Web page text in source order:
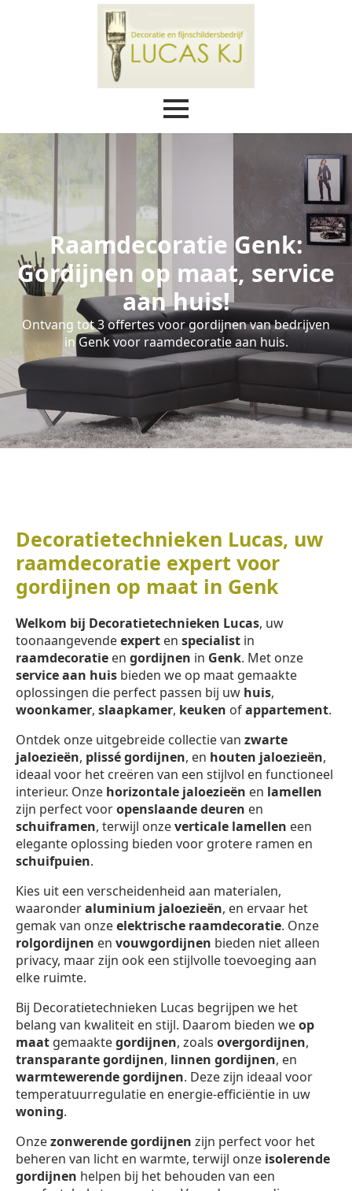
Raamdecoratie Genk:
Gordijnen op maat, service
aan huis!
Ontvang tot 3 offertes voor gordijnen van bedrijven
in Genk voor raamdecoratie aan huis.
Decoratietechnieken Lucas, uw
raamdecoratie expert voor
gordijnen op maat in Genk
Welkom bij Decoratietechnieken Lucas, uw
toonaangevendeexpert en specialist in
raamdecoratie en gordijnen in Genk. Met onze
service aan huis bieden we op maat gemaakte
oplossingen die perfect passen bij uw huis,
woonkamer, slaapkamer, keuken ofappartement.
Ontdek onze uitgebreide collectie van zwarte
jaloezieën, plissé gordijnen, en houten jaloezieën,
ideaal voor het creëren van een stijlvol en functioneel
interieur. Onze horizontale jaloezieën en lamellen
zijn perfect vooropenslaande deuren en
schuiframen, terwijl onzeverticale lamellen een
elegante oplossing bieden voor grotere ramen en
schuifpuien.
Kies uit een verscheidenheid aan materialen,
waaronderaluminium jaloezieën, en ervaar het
gemak van onzeelektrische raamdecoratie. Onze
rolgordijnen en vouwgordijnen bieden niet alleen
privacy, maar zijn ook een stijlvolle toevoeging aan
elke ruimte.
Bij Decoratietechnieken Lucas begrijpen we het
belang van kwaliteit en stijl. Daarom bieden weop
maat gemaaktegordijnen, zoals overgordijnen,
transparante gordijnen, linnen gordijnen, en
warmtewerende gordijnen. Deze zijn ideaal voor
temperatuurregulatie en energie-efficiëntie in uw
woning.
Onzezonwerende gordijnen zijn perfect voor het
beheren van licht en warmte, terwijl onze isolerende
gordijnen helpen bij het behouden van een